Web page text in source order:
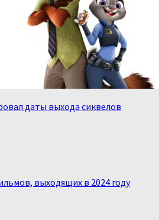
даты выхода сиквелов
выходящих в 2024 году